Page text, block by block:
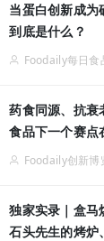
当蛋白创新成为
到底是什么？
Foodaily每日食
药食同源、抗衰
食品下一个赛点
Foodaily创新博
独家实录｜盒马
石头先生的烤炉